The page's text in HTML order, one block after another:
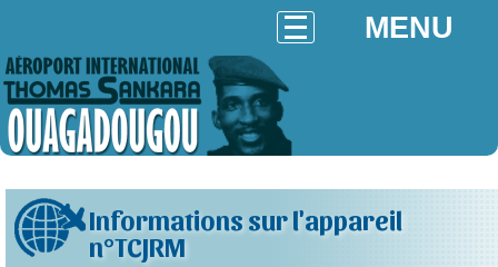
MENU
Informations sur l'appareil
n°TCJRM